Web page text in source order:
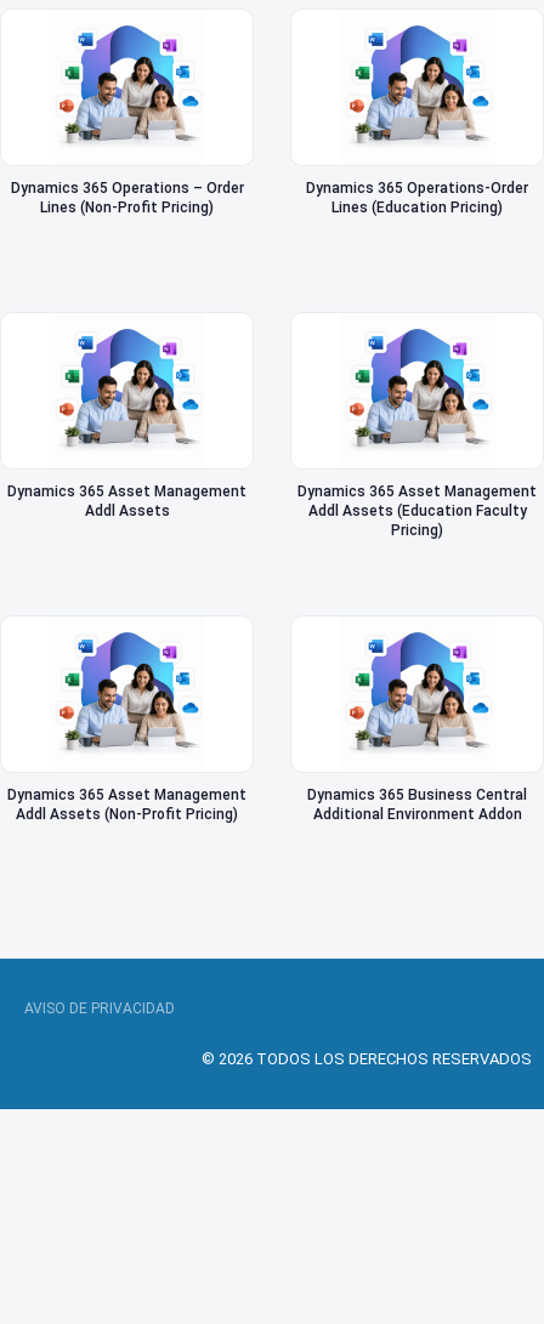
Dynamics 365 Operations – Order
Lines (Non-Profit Pricing)
Dynamics 365 Operations-Order
Lines (Education Pricing)
Dynamics 365 Asset Management
Addl Assets
Dynamics 365 Asset Management
Addl Assets (Education Faculty
Pricing)
Dynamics 365 Asset Management
Addl Assets (Non-Profit Pricing)
Dynamics 365 Business Central
Additional Environment Addon
AVISO DE PRIVACIDAD
© 2026 TODOS LOS DERECHOS RESERVADOS